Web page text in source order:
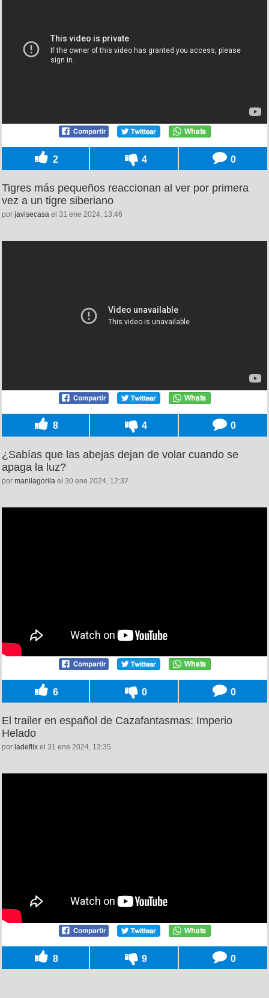
2 4 0
Tigres más pequeños reaccionan al ver por primera
vez a un tigre siberiano
por javisecasa el 31 ene 2024, 13:46
8 4 0
¿Sabías que las abejas dejan de volar cuando se
apaga la luz?
por manilagorila el 30 ene 2024, 12:37
6 0 0
El trailer en español de Cazafantasmas: Imperio
Helado
por ladeflix el 31 ene 2024, 13:35
8 9 0